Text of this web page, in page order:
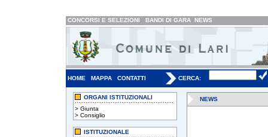
CONCORSI E SELEZIONI BANDI DI GARA NEWS
HOME MAPPA CONTATTI CERCA:
ORGANI ISTITUZIONALI
> Giunta
> Consiglio
ISTITUZIONALE
NEWS